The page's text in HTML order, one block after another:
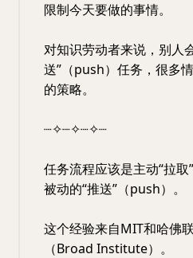
限制今天要做的事情。
对知识劳动者来说，别人
送”（push）任务，很多
的策略。
┈✧┈✧┈✧┈
任务流程应该是主动“拉
被动的“推送”（push）。
这个经验来自MIT和哈佛
（Broad Institute）。